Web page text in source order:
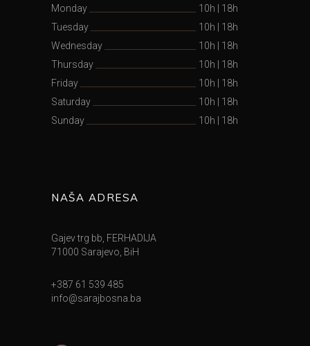
Monday 10h
18h
Tuesday
10h
18h
Wednesday
10h
18h
Thursday
10h
18h
Friday
10h
18h
Saturday
10h
18h
Sunday
10h 18h
NAŠA ADRESA
Gajev trg bb, FERHADIJA
71000 Sarajevo, BiH
+387 61 539 485
info@sarajbosna.ba